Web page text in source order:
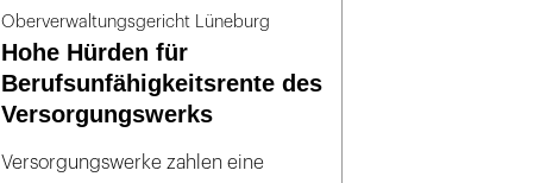
Oberverwaltungsgericht Lüneburg
Hohe Hürden für
Berufsunfähigkeitsrente des
Versorgungswerks
Versorgungswerke zahlen eine